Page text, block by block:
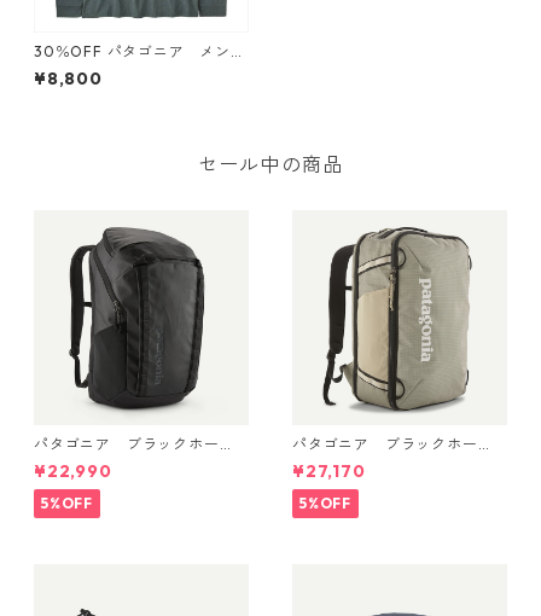
30％OFF パタゴニア メン
ズ・ロングスリーブ・チェー
シング・ピークス・レスポン
¥8,800
セール中の商品
パタゴニア ブラックホー
ル・パック 32L (カラーBlac
k w/Black ) Patagonia Black
Hole® Pack 32L 日本正規品
製品番号 49302
¥22,990
5%OFF
パタゴニア ブラックホー
ル・ミニ・MLC 30L Weather
ed Stone 49266 日本正規品
¥27,170
5%OFF